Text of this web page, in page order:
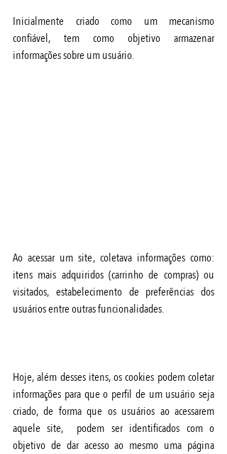
Inicialmente criado como um mecanismo
confiável, tem como objetivo armazenar
informações sobre um usuário.
Ao acessar um site, coletava informações como:
itens mais adquiridos (carrinho de compras) ou
visitados, estabelecimento de preferências dos
usuários entre outras funcionalidades.
Hoje, além desses itens, os cookies podem coletar
informações para que o perfil de um usuário seja
criado, de forma que os usuários ao acessarem
aquele site,  podem ser identificados com o
objetivo de dar acesso ao mesmo uma página